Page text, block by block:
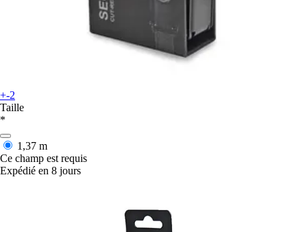
+-2
Taille
*
1,37 m
Ce champ est requis
Expédié en 8 jours